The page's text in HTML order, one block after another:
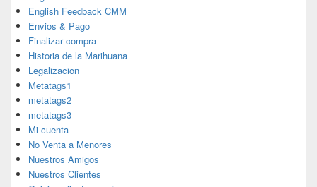
English Feedback CMM
Envios & Pago
Finalizar compra
Historia de la Marihuana
Legalizacion
Metatags1
metatags2
metatags3
Mi cuenta
No Venta a Menores
Nuestros Amigos
Nuestros Clientes